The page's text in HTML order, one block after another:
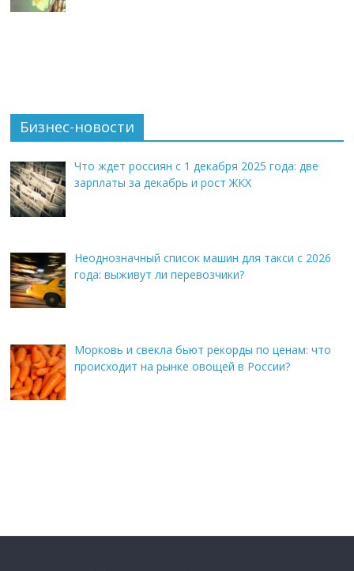
Бизнес-новости
Что ждет россиян с 1 декабря 2025 года: две
зарплаты за декабрь и рост ЖКХ
Неоднозначный список машин для такси с 2026
года: выживут ли перевозчики?
Морковь и свекла бьют рекорды по ценам: что
происходит на рынке овощей в России?